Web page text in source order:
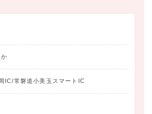
IC/常磐道小美玉スマートIC